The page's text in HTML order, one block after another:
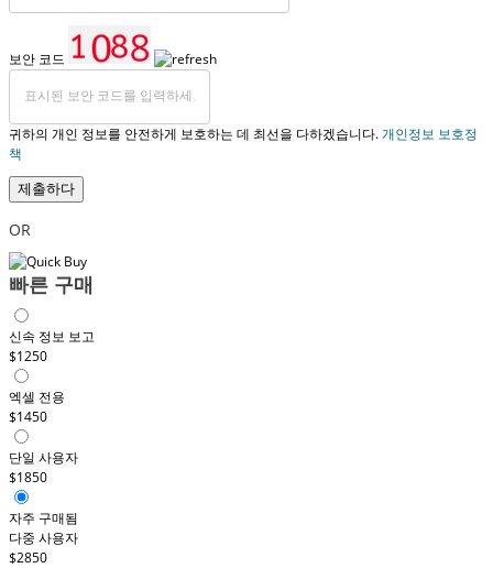
보안 코드
귀하의 개인 정보를 안전하게 보호하는 데 최선을 다하겠습니다.개인정보 보호정
책
제출하다
OR
빠른 구매
신속 정보 보고
$1250
엑셀 전용
$1450
단일 사용자
$1850
자주 구매됨
다중 사용자
$2850